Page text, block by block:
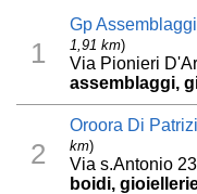
1
Gp
1,91 km)
Via Pionieri
assemblaggi,
2
Oroora Di
km)
Via s.Antonio
boidi,